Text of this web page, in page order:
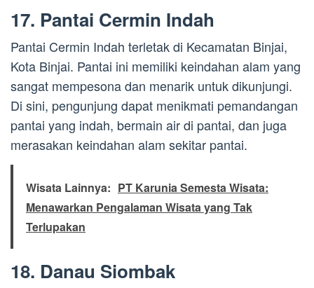
17. Pantai Cermin Indah
Pantai Cermin Indah terletak di Kecamatan Binjai,
Kota Binjai. Pantai ini memiliki keindahan alam yang
sangat mempesona dan menarik untuk dikunjungi.
Di sini, pengunjung dapat menikmati pemandangan
pantai yang indah, bermain air di pantai, dan juga
merasakan keindahan alam sekitar pantai.
Wisata Lainnya: PT Karunia Semesta Wisata:
Menawarkan Pengalaman Wisata yang Tak
Terlupakan
18. Danau Siombak